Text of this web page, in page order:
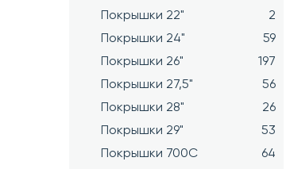
Покрышки 22"
2
Покрышки 24"
59
Покрышки 26"
197
Покрышки 27,5"
56
Покрышки 28"
26
Покрышки 29"
53
Покрышки 700C
64